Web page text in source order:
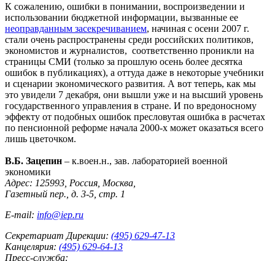
К сожалению, ошибки в понимании, воспроизведении и
использовании бюджетной информации, вызванные ее
неоправданным засекречиванием, начиная с осени 2007 г.
стали очень распространены среди российских политиков,
экономистов и журналистов, соответственно проникли на
страницы СМИ (только за прошлую осень более десятка
ошибок в публикациях), а оттуда даже в некоторые учебники
и сценарии экономического развития. А вот теперь, как мы
это увидели 7 декабря, они вышли уже и на высший уровень
государственного управления в стране. И по вредоносному
эффекту от подобных ошибок пресловутая ошибка в расчетах
по пенсионной реформе начала 2000-х может оказаться всего
лишь цветочком.
В.Б. Зацепин – к.воен.н., зав. лабораторией военной
экономики
Адрес: 125993, Россия, Москва,
Газетный пер., д. 3-5, стр. 1
E-mail: info@iep.ru
Секретариат Дирекции: (495) 629-47-13
Канцелярия: (495) 629-64-13
Пресс-служба: